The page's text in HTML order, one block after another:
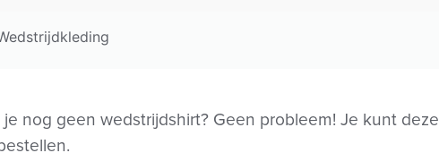
nog geen wedstrijdshirt? Geen probleem! Je kunt deze